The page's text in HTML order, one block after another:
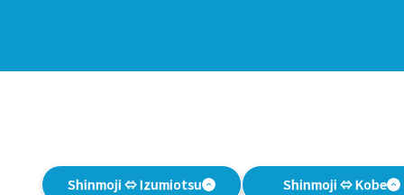
Shinmoji ⇔ Izumiotsu Shinmoji ⇔ Kobe